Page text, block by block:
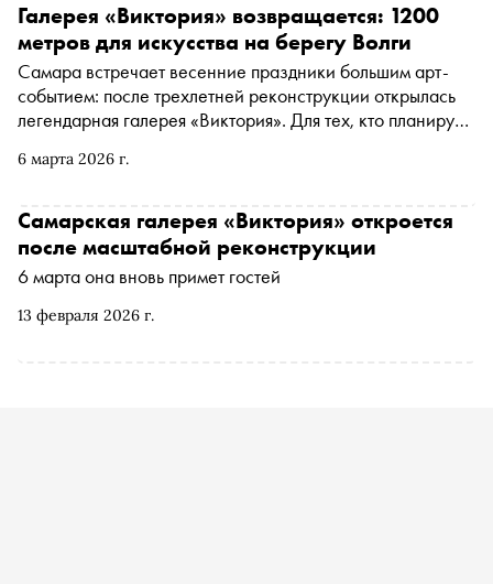
6 марта 2026 г.
Галерея «Виктория» возвращается: 1200
метров для искусства на берегу Волги
Самара встречает весенние праздники большим арт-
событием: после трехлетней реконструкции открылась
легендарная галерея «Виктория». Для тех, кто планирует
обновленная «Виктория» — обязательный пункт
ограничиваться своими стенами и дает несколько
культурно-развлекательных советов — с барами,
модными кофейнями и главными выставочными
площадками Самары
13 февраля 2026 г.
Самарская галерея «Виктория» откроется
после масштабной реконструкции
6 марта она вновь примет гостей